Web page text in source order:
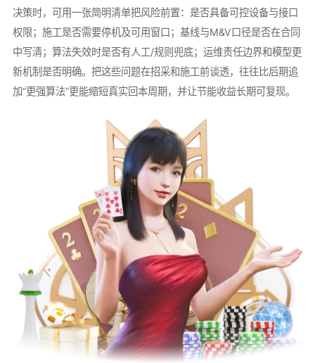
决策时，可用一张简明清单把风险前置：是否具备可控设备与接口
权限；施工是否需要停机及可用窗口；基线与M&V口径是否在合同
中写清；算法失效时是否有人工/规则兜底；运维责任边界和模型更
新机制是否明确。把这些问题在招采和施工前谈透，往往比后期追
加“更强算法”更能缩短真实回本周期，并让节能收益长期可复现。